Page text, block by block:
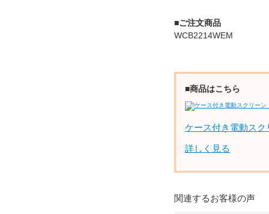
■ご注文商品
WCB2214WEM
■商品はこちら
ケース付き電動ス
詳しく見る
関連するお客様の声